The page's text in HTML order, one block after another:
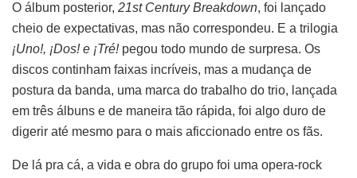
O álbum posterior, 21st Century Breakdown, foi lançado
cheio de expectativas, mas não correspondeu. E a trilogia
¡Uno!, ¡Dos! e ¡Tré! pegou todo mundo de surpresa. Os
discos continham faixas incríveis, mas a mudança de
postura da banda, uma marca do trabalho do trio, lançada
em três álbuns e de maneira tão rápida, foi algo duro de
digerir até mesmo para o mais aficcionado entre os fãs.
De lá pra cá, a vida e obra do grupo foi uma opera-rock